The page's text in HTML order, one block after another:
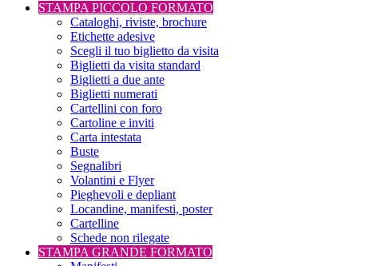
STAMPA PICCOLO FORMATO
Cataloghi, riviste, brochure
Etichette adesive
Scegli il tuo biglietto da visita
Biglietti da visita standard
Biglietti a due ante
Biglietti numerati
Cartellini con foro
Cartoline e inviti
Carta intestata
Buste
Segnalibri
Volantini e Flyer
Pieghevoli e depliant
Locandine, manifesti, poster
Cartelline
Schede non rilegate
STAMPA GRANDE FORMATO